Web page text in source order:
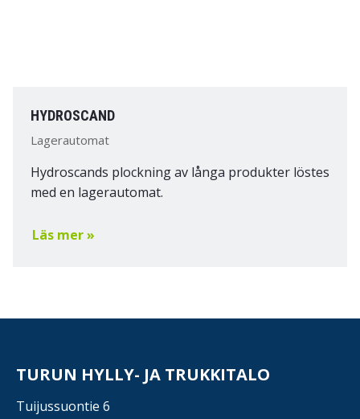
HYDROSCAND
Lagerautomat
Hydroscands plockning av långa produkter löstes
med en lagerautomat.
Läs mer »
TURUN HYLLY- JA TRUKKITALO
Tuijussuontie 6